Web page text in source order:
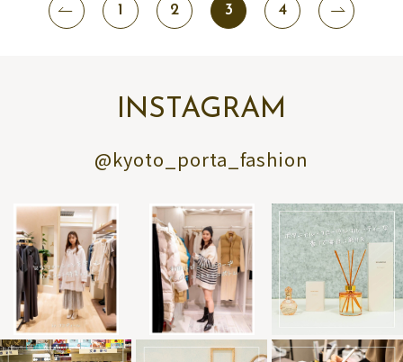
1 2 3 4
INSTAGRAM
@kyoto_porta_fashion